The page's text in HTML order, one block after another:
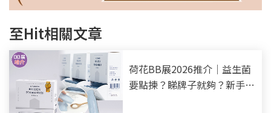
至Hit相關文章
荷花BB展2026推介｜益生菌
要點揀？睇牌子就夠？新手爸